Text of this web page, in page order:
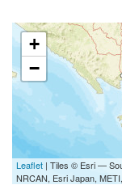
+
−
Leaflet | Tiles © Esri —
NRCAN, Esri Japan,